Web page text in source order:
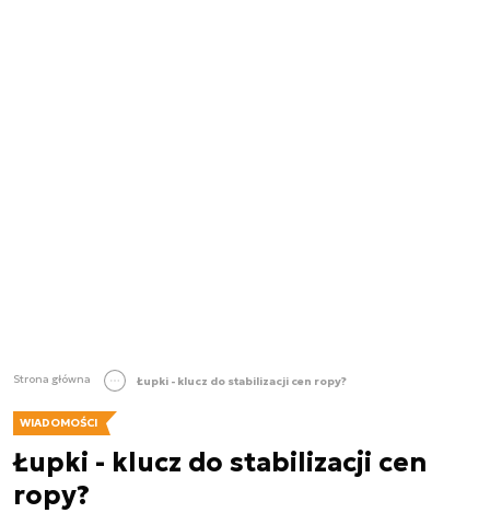
Strona główna Łupki - klucz do stabilizacji cen ropy?
WIADOMOŚCI
Łupki - klucz do stabilizacji cen
ropy?